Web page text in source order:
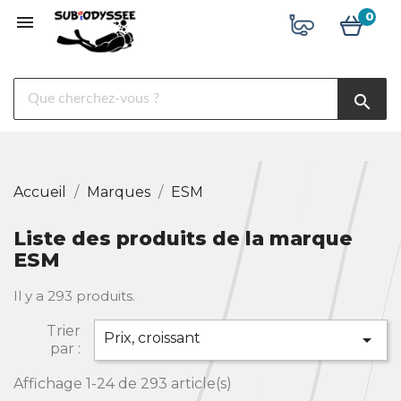
search

Le
Nos
Librairie
Liens
utiles
0
Accueil Marques ESM
Liste des produits de la marque
ESM
Il y a 293 produits.
Trier
par :
Prix, croissant 
Affichage 1-24 de 293 article(s)